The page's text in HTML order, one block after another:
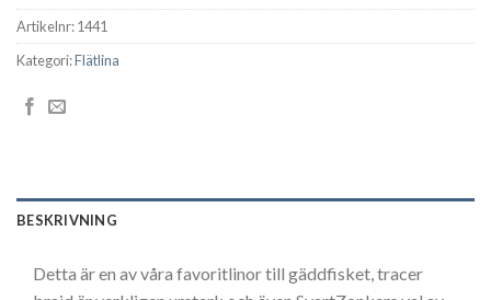
399,00 kr.269,00 kr.
Artikelnr:1441
Kategori:Flätlina
BESKRIVNING
Detta är en av våra favoritlinor till gäddfisket, tracer